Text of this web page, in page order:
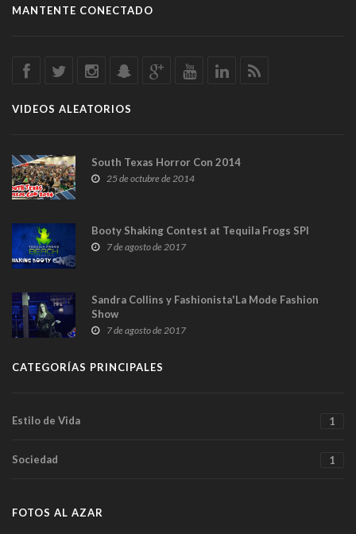
MANTENTE CONECTADO
VIDEOS ALEATORIOS
South Texas Horror Con 2014
25 de octubre de 2014
Booty Shaking Contest at Tequila Frogs SPI
7 de agosto de 2017
Sandra Collins y Fashionista'La Mode Fashion
Show
7 de agosto de 2017
CATEGORÍAS PRINCIPALES
Estilo de Vida 1
Sociedad 1
FOTOS AL AZAR